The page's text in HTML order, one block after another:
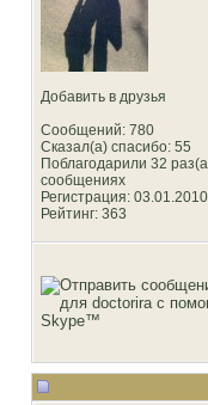
Добавить в друзья
Сообщений: 780
Сказал(а) спасибо: 55
Поблагодарили 32
сообщениях
Регистрация: 03.01.2010
Рейтинг: 363